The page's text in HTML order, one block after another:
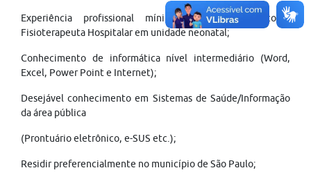
Experiência profissional mínima de 6 meses como
Fisioterapeuta Hospitalar em unidade neonatal;
Conhecimento de informática nível intermediário (Word,
Excel, Power Point e Internet);
Desejável conhecimento em Sistemas de Saúde/Informação
da área pública
(Prontuário eletrônico, e-SUS etc.);
Residir preferencialmente no município de São Paulo;